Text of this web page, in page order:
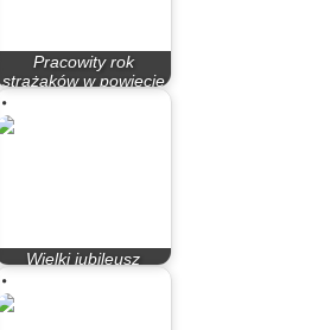
Pracowity rok
strażaków w powiecie
Wielki jubileusz